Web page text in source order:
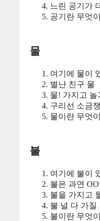
느린 공기가
공기란 무엇
물
여기에 물이
별난 친구 물
물! 가지고 놀
구리선 소금
물이란 무엇
불
여기에 불이
불은 과연
불을 가지고
불 널 다 가질
불이란 무엇